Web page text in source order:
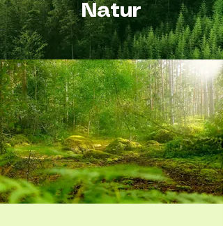
Natur